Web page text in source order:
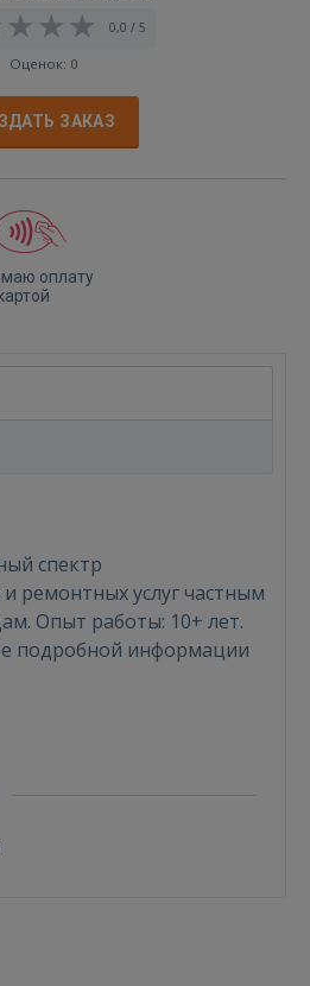
0,0 / 5
Оценок: 0
ЗАКАЗ
оплату
спектр
ремонтных услуг частным
Опыт работы: 10+ лет.
подробной информации